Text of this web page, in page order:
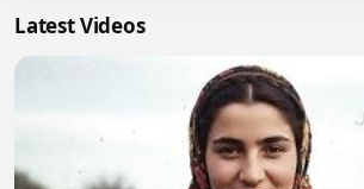
Latest Videos